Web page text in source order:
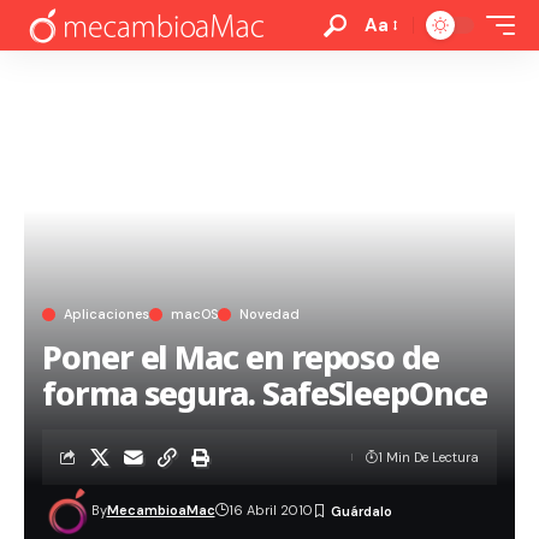
Aa
Aplicaciones macOS Novedad
Poner el Mac en reposo de
forma segura. SafeSleepOnce
ByMecambioaMac 16 Abril 2010
1 Min De Lectura